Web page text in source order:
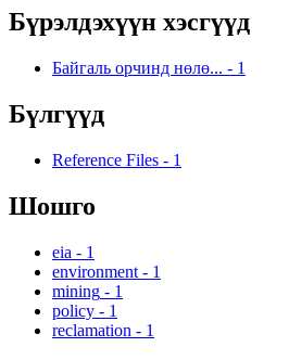
Бүрэлдэхүүн хэсгүүд
Байгаль орчинд нөлө... - 1
Бүлгүүд
Reference Files - 1
Шошго
eia - 1
environment - 1
mining - 1
policy - 1
reclamation - 1